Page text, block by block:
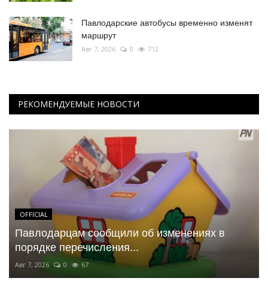
Павлодарские автобусы временно изменят
маршрут
Авг 7, 2026 0 712
РЕКОМЕНДУЕМЫЕ НОВОСТИ
OFFICIAL
Павлодарцам сообщили об изменениях в
порядке перечисления...
Авг 7, 2026 0 67